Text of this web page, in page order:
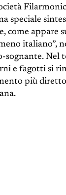
speciale
come appare
italiano”,
Nel
e fagotti si
più